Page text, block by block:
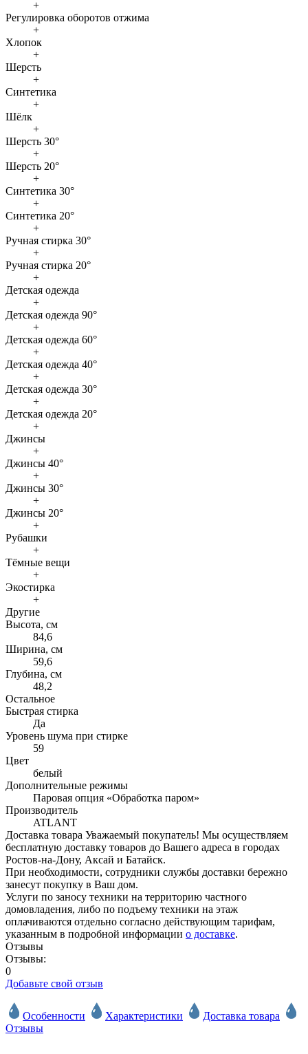
+
Регулировка оборотов отжима
+
Хлопок
+
Шерсть
+
Синтетика
+
Шёлк
+
Шерсть 30°
+
Шерсть 20°
+
Синтетика 30°
+
Синтетика 20°
+
Ручная стирка 30°
+
Ручная стирка 20°
+
Детская одежда
+
Детская одежда 90°
+
Детская одежда 60°
+
Детская одежда 40°
+
Детская одежда 30°
+
Детская одежда 20°
+
Джинсы
+
Джинсы 40°
+
Джинсы 30°
+
Джинсы 20°
+
Рубашки
+
Тёмные вещи
+
Экостирка
+
Другие
Высота, см
84,6
Ширина, см
59,6
Глубина, см
48,2
Остальное
Быстрая стирка
Да
Уровень шума при стирке
59
Цвет
белый
Дополнительные режимы
Паровая опция «Обработка паром»
Производитель
ATLANT
Доставка товара Уважаемый покупатель! Мы осуществляем
бесплатную доставку товаров до Вашего адреса в городах
Ростов-на-Дону, Аксай и Батайск.
При необходимости, сотрудники службы доставки бережно
занесут покупку в Ваш дом.
Услуги по заносу техники на территорию частного
домовладения, либо по подъему техники на этаж
оплачиваются отдельно согласно действующим тарифам,
указанным в подробной информации о доставке.
Отзывы
Отзывы:
0
Добавьте свой отзыв
Особенности Характеристики
Доставка товара
Отзывы